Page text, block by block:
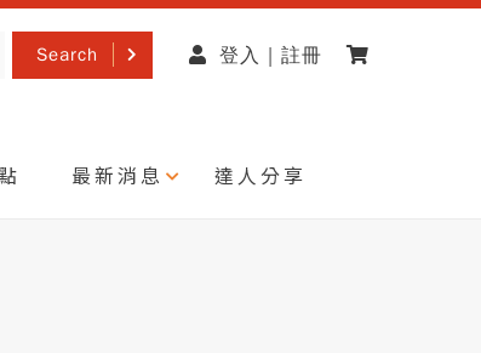
Search 登入 | 註冊
最新消息 達人分享